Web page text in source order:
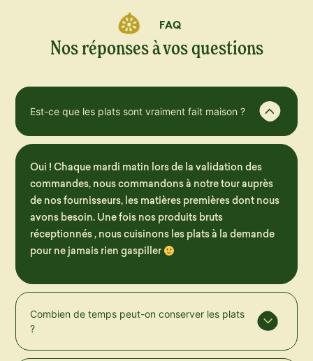
FAQ
Nos réponses à vos questions
Est-ce que les plats sont vraiment fait maison ?
Oui ! Chaque mardi matin lors de la validation des
commandes, nous commandons à notre tour auprès
de nos fournisseurs, les matières premières dont nous
avons besoin. Une fois nos produits bruts
réceptionnés , nous cuisinons les plats à la demande
pour ne jamais rien gaspiller
Combien de temps peut-on conserver les plats
?